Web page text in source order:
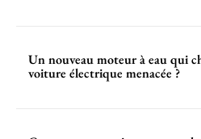
Un nouveau moteur à eau qui
voiture électrique menacée ?